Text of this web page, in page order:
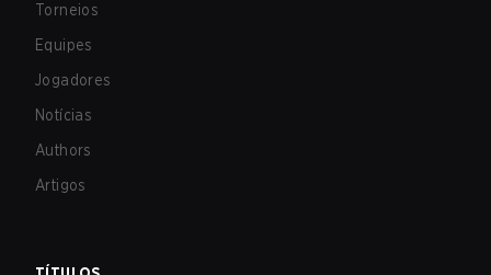
Torneios
Equipes
Jogadores
Notícias
Authors
Artigos